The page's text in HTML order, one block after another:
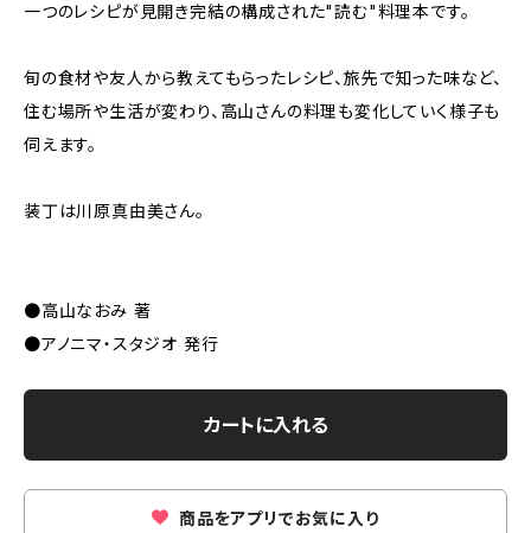
一つのレシピが見開き完結の構成された"読む"料理本です。
旬の食材や友人から教えてもらったレシピ、旅先で知った味など、
住む場所や生活が変わり、高山さんの料理も変化していく様子も
伺えます。
装丁は川原真由美さん。
●高山なおみ 著
●アノニマ・スタジオ 発行
カートに入れる
商品をアプリでお気に入り